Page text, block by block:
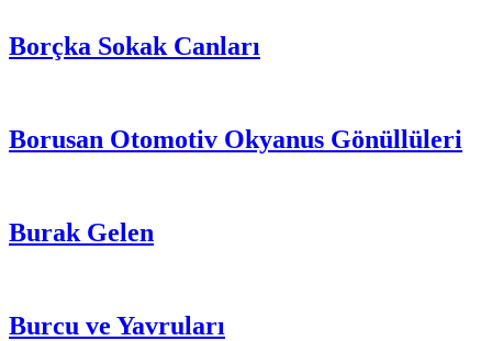
Borçka Sokak Canları
Borusan Otomotiv Okyanus Gönüllüleri
Burak Gelen
Burcu ve Yavruları